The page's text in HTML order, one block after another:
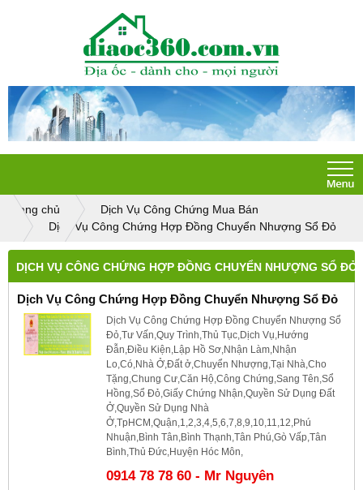
Trang chủ
Dịch Vụ Công Chứng Mua Bán
Dịch Vụ Công Chứng Hợp Đồng Chuyển Nhượng Sổ Đỏ
DỊCH VỤ CÔNG CHỨNG HỢP ĐỒNG CHUYỂN NHƯỢNG SỔ ĐỎ
Dịch Vụ Công Chứng Hợp Đồng Chuyển Nhượng Sổ Đỏ
Dịch Vụ Công Chứng Hợp Đồng Chuyển Nhượng Sổ
Đỏ,Tư Vấn,Quy Trình,Thủ Tục,Dịch Vụ,Hướng
Đẫn,Điều Kiện,Lập Hồ Sơ,Nhận Làm,Nhận
Lo,Có,Nhà Ở,Đất ở,Chuyển Nhượng,Tại Nhà,Cho
Tặng,Chung Cư,Căn Hộ,Công Chứng,Sang Tên,Sổ
Hồng,Sổ Đỏ,Giấy Chứng Nhận,Quyền Sử Dụng Đất
Ở,Quyền Sử Dụng Nhà
Ở,TpHCM,Quận,1,2,3,4,5,6,7,8,9,10,11,12,Phú
Nhuận,Bình Tân,Bình Thạnh,Tân Phú,Gò Vấp,Tân
Bình,Thủ Đức,Huyện Hóc Môn,
0914 78 78 60 - Mr Nguyên